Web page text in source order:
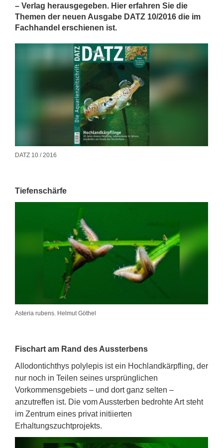
– Verlag herausgegeben. Hier erfahren Sie die
Themen der neuen Ausgabe DATZ 10/2016 die im
Fachhandel erschienen ist.
DATZ 10 / 2016
Tiefenschärfe
Asteria rubens. Helmut Göthel
Fischart am Rand des Aussterbens
Allodontichthys polylepis ist ein Hochlandkärpfling, der
nur noch in Teilen seines ursprünglichen
Vorkommensgebiets – und dort ganz selten –
anzutreffen ist. Die vom Aussterben bedrohte Art steht
im Zentrum eines privat initiierten
Erhaltungszuchtprojekts.